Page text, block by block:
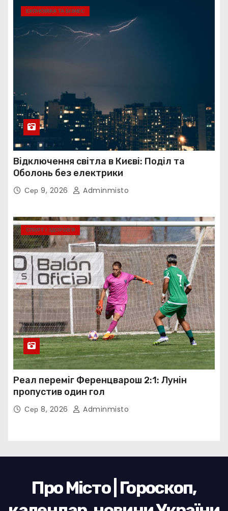
ЕКОНОМІКА ТА БІЗНЕС
Відключення світла в Києві: Поділ та
Оболонь без електрики
Сер 9, 2026 Adminmisto
СПОРТ І ЗДОРОВ’Я
Реал переміг Ференцварош 2:1: Лунін
пропустив один гол
Сер 8, 2026 Adminmisto
Про Місто | Гороскоп,